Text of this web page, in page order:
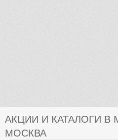
АКЦИИ И КАТАЛОГИ В
МОСКВА